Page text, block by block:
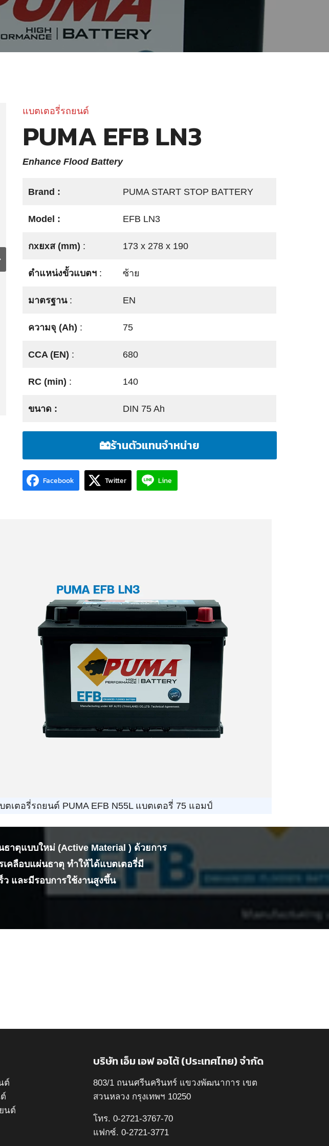
แบตเตอรี่รถยนต์
PUMA EFB LN3
Enhance Flood Battery
Brand : PUMA START STOP BATTERY
Model : EFB LN3
กxยxส (mm) : 173 x 278 x 190
ตำแหน่งขั้วแบตฯ : ซ้าย
มาตรฐาน: EN
ความจุ (Ah) : 75
CCA (EN) : 680
RC (min) : 140
ขนาด : DIN 75 Ah
ร้านตัวแทนจำหน่าย
Facebook Twitter Line
ตเตอรี่รถยนต์ PUMA EFB N55L แบตเตอรี่ 75 แอมป์
าตุแบบใหม่ (Active Material ) ด้วยการ
คลือบแผ่นธาตุ ทำให้ได้แบตเตอรี่มี
และมีรอบการใช้งานสูงขึ้น
ต์
นต์
บริษัท เอ็ม เอฟ ออโต้ (ประเทศไทย) จำกัด
803/1 ถนนศรีนครินทร์ แขวงพัฒนาการ เขต
สวนหลวง กรุงเทพฯ 10250
โทร. 0-2721-3767-70
แฟกซ์. 0-2721-3771